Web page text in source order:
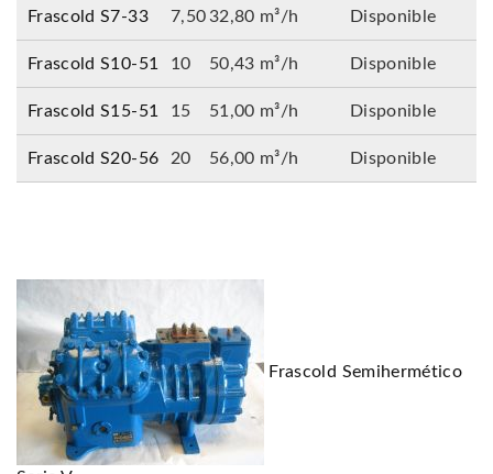
Frascold S7-33 7,5032,80 m³/h Disponible
Frascold S10-51 10 50,43 m³/h Disponible
Frascold S15-51 15 51,00 m³/h Disponible
Frascold S20-56 20 56,00 m³/h Disponible
Frascold Semihermético